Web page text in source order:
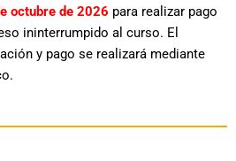
octubre de 2026 para realizar pago
ininterrumpido al curso. El
y pago se realizará mediante